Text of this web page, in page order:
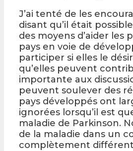
J’ai tenté de les
disant qu’il était
des moyens d’aider les
pays en voie de
participer si elles le
qu’elles peuvent
importante aux
peuvent soulever des
pays développés ont
ignorées lorsqu’il est
maladie de Parkinson.
de la maladie dans un
complètement